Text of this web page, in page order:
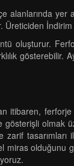
alanlarında
oluşturur.
olmak
tasarımları